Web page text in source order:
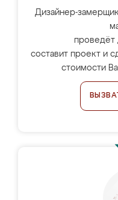
Дизайнер-
проведёт
составит проект и
стоимости